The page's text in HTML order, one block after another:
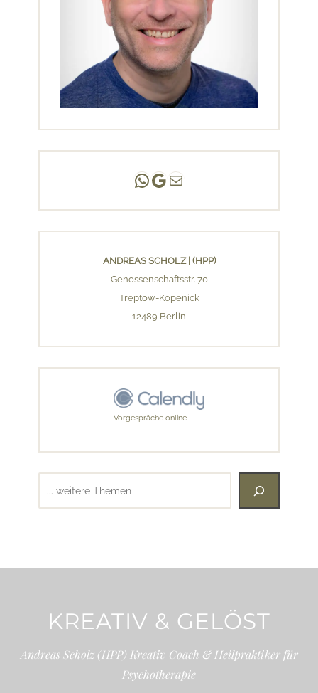
Andreas Scholz | (HPP)
Praxis Adlershof
E-Mail an mich ...
ANDREAS SCHOLZ | (HPP)
Genossenschaftsstr. 70
Treptow-Köpenick
12489 Berlin
Vorgespräche online
KREATIV & GELÖST
Andreas Scholz (HPP) Kreativ Coach & Heilpraktiker für
Psychotherapie